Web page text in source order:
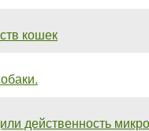
кошек
действенность